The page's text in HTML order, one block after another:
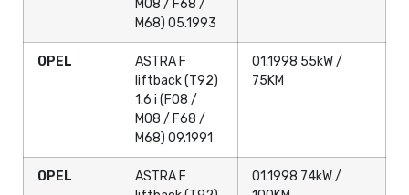
M08 / F68 /
M68) 05.1993
OPEL
ASTRA F
liftback (T92)
1.6 i (F08 /
M08 / F68 /
M68) 09.1991
01.1998 55kW /
75KM
OPEL
ASTRA F
01.1998 74kW /